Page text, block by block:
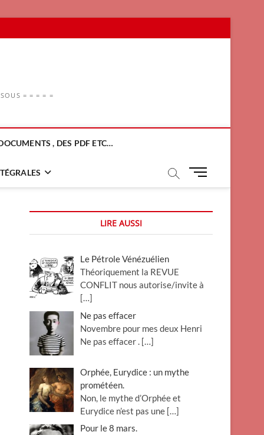
= = = = =
, DES PDF ETC…
M
u
u
n
LIRE AUSSI
Le Pétrole Vénézuélien
Théoriquement la REVUE
CONFLIT nous autorise/invite à
[…]
Ne pas effacer
Novembre pour mes deux Henri
Ne pas effacer . […]
Orphée, Eurydice : un mythe
prométéen.
Non, le mythe d’Orphée et
Eurydice n’est pas une […]
Pour le 8 mars.